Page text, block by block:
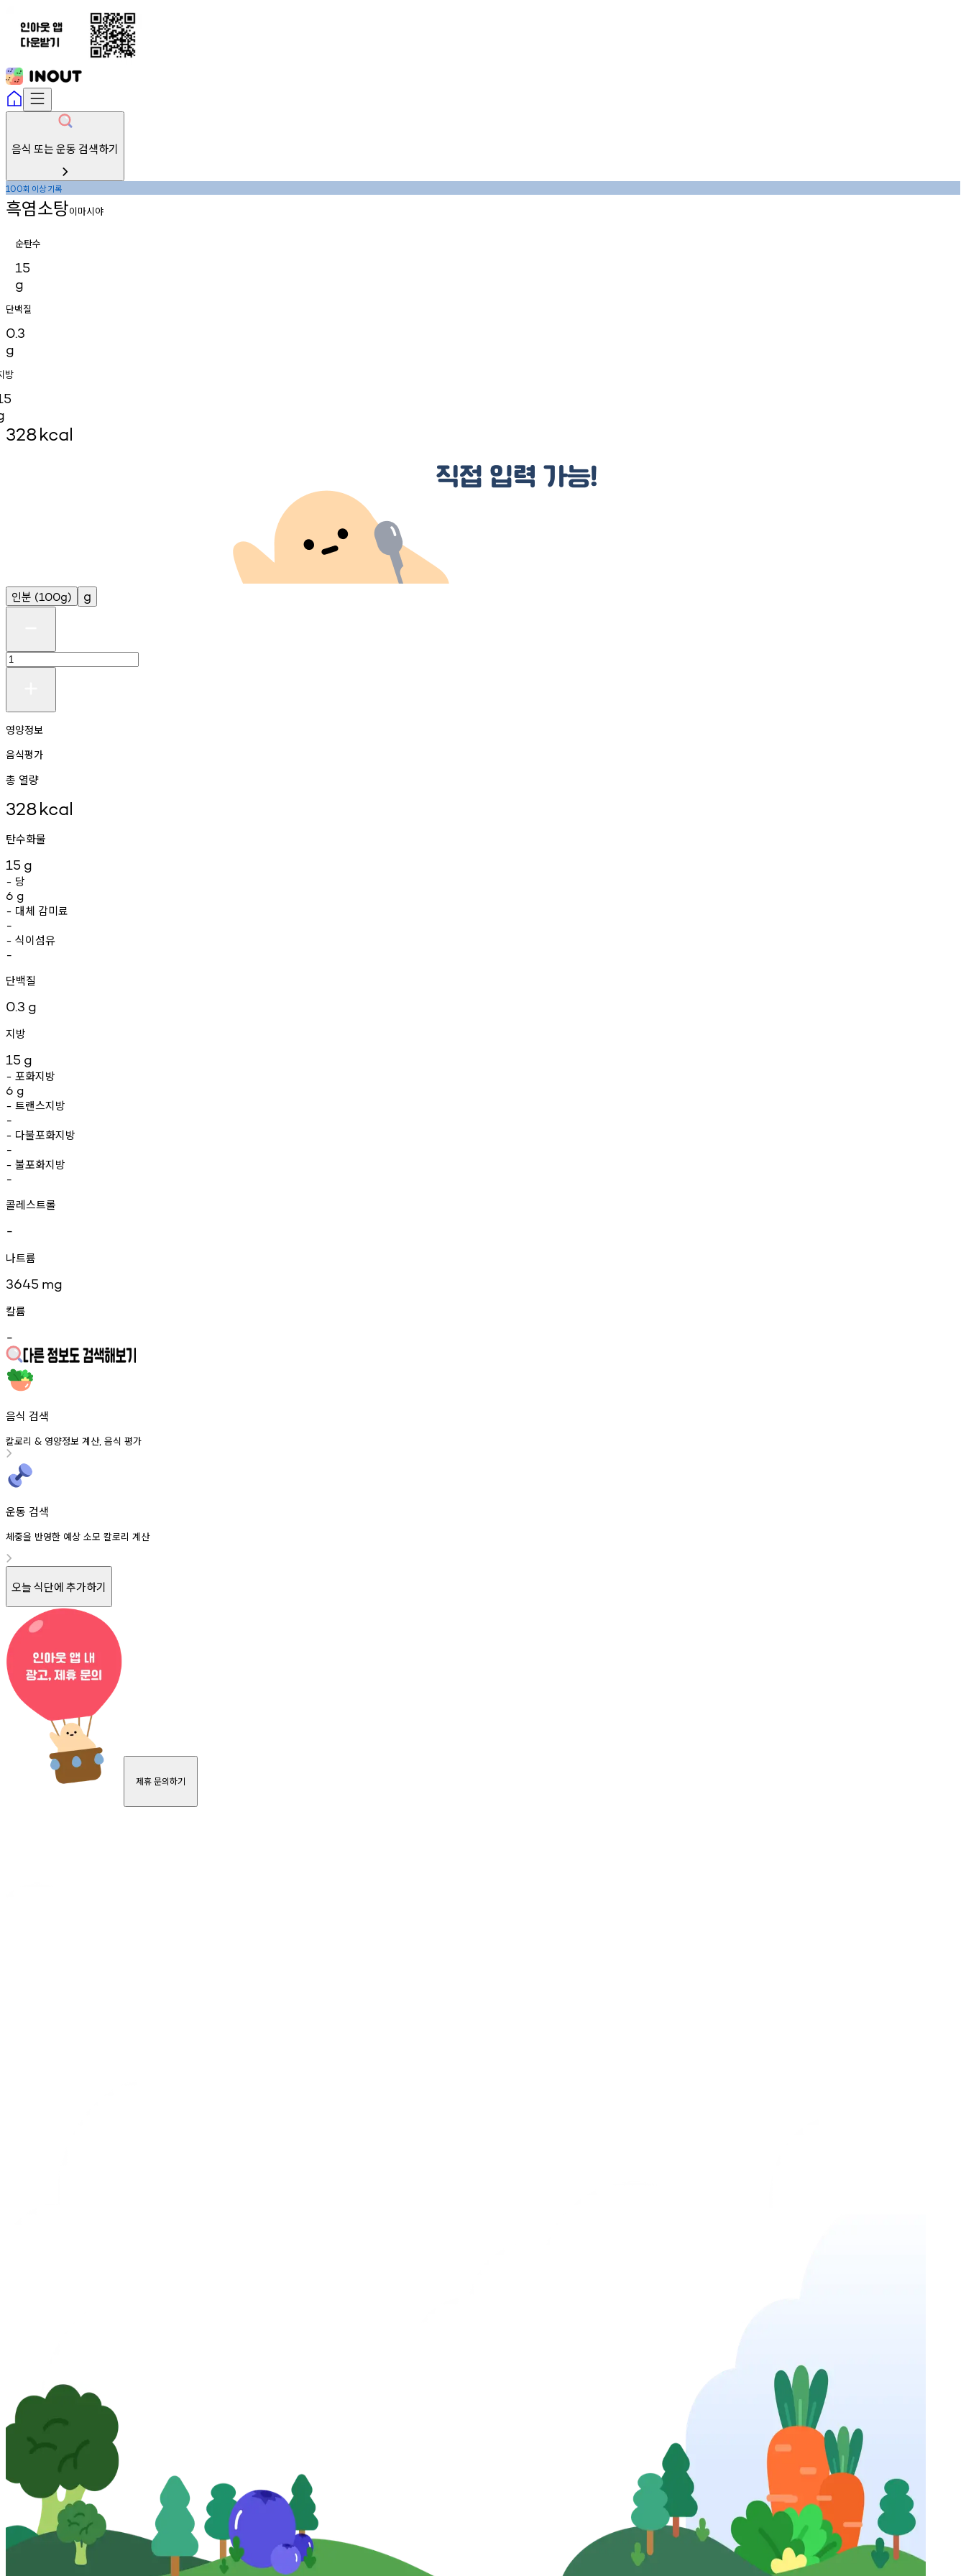
음식 또는 운동 검색하기
100회 이상기록
흑염소탕이마시야
순탄수
15
g
단백질
0.3
g
방
328kcal
인분 (100g) g
영양정보
음식평가
총 열량
328kcal
탄수화물
15 g
- 당
6 g
- 대체 감미료
-
- 식이섬유
-
단백질
0.3 g
지방
15 g
- 포화지방
6 g
- 트랜스지방
-
- 다불포화지방
-
- 불포화지방
-
콜레스트롤
-
나트륨
3645 mg
칼륨
-
음식 검색
칼로리 & 영양정보 계산, 음식 평가
운동 검색
체중을 반영한 예상 소모 칼로리 계산
오늘 식단에 추가하기
제휴 문의하기